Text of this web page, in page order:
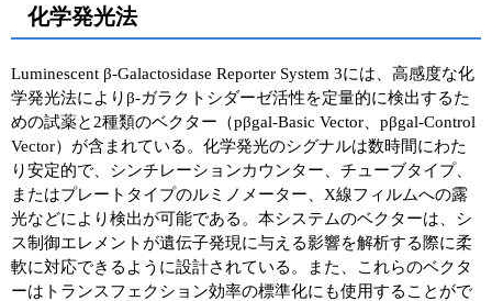
化学発光法
Luminescent β-Galactosidase Reporter System 3には、高感度な化
学発光法によりβ-ガラクトシダーゼ活性を定量的に検出するた
めの試薬と2種類のベクター（pβgal-Basic Vector、pβgal-Control
Vector）が含まれている。化学発光のシグナルは数時間にわた
り安定的で、シンチレーションカウンター、チューブタイプ、
またはプレートタイプのルミノメーター、X線フィルムへの露
光などにより検出が可能である。本システムのベクターは、シ
ス制御エレメントが遺伝子発現に与える影響を解析する際に柔
軟に対応できるように設計されている。また、これらのベクタ
ーはトランスフェクション効率の標準化にも使用することがで